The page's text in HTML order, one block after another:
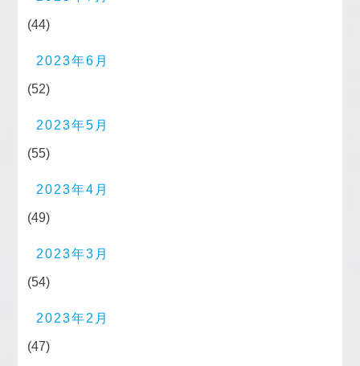
(44)
2023年6月
(52)
2023年5月
(55)
2023年4月
(49)
2023年3月
(54)
2023年2月
(47)